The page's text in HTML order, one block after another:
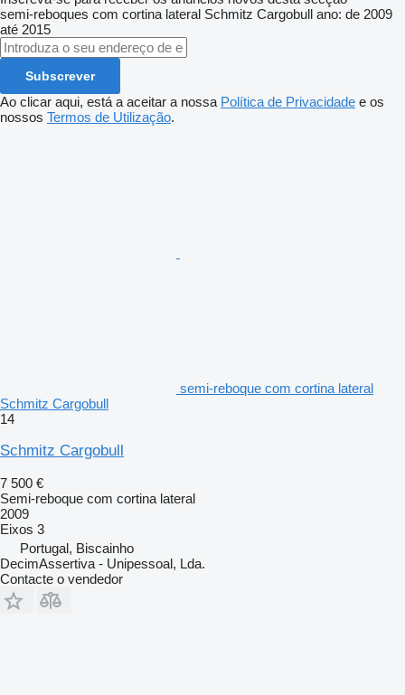
semi-reboques com cortina lateral Schmitz Cargobull ano: de 2009
até 2015
Subscrever
Ao clicar aqui, está a aceitar a nossa Política de Privacidade e os
nossos Termos de Utilização.
semi-reboque com cortina lateral
Schmitz Cargobull
14
Schmitz Cargobull
7 500 €
Semi-reboque com cortina lateral
2009
Eixos 3
Portugal, Biscainho
DecimAssertiva - Unipessoal, Lda.
Contacte o vendedor